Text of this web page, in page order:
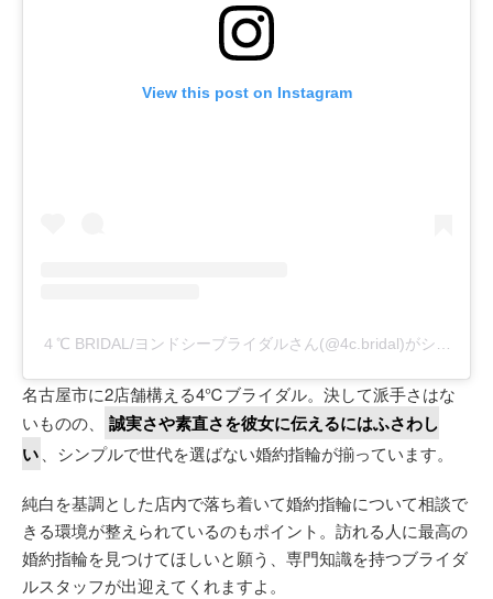
View this post on Instagram
名古屋市に2店舗構える4℃ブライダル。決して派手さはな
いものの、
誠実さや素直さを彼女に伝えるにはふさわし
い 、シンプルで世代を選ばない婚約指輪が揃っています。
純白を基調とした店内で落ち着いて婚約指輪について相談で
きる環境が整えられているのもポイント。訪れる人に最高の
婚約指輪を見つけてほしいと願う、専門知識を持つブライダ
ルスタッフが出迎えてくれますよ。